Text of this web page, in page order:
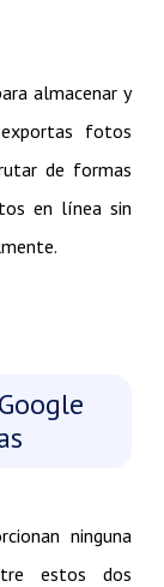
almacenar y
fotos
de formas
en línea sin
ninguna
estos dos